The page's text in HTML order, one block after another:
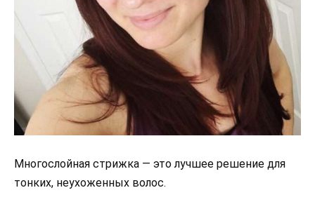
Многослойная стрижка — это лучшее решение для
тонких, неухоженных волос.